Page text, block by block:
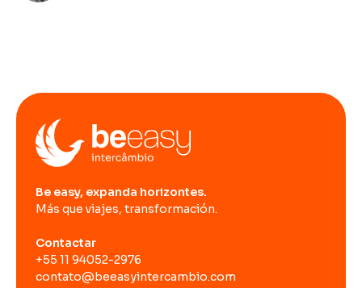
Be easy, expanda horizontes.
Más que viajes, transformación.
Contactar
+55 11 94052-2976
contato@beeasyintercambio.com